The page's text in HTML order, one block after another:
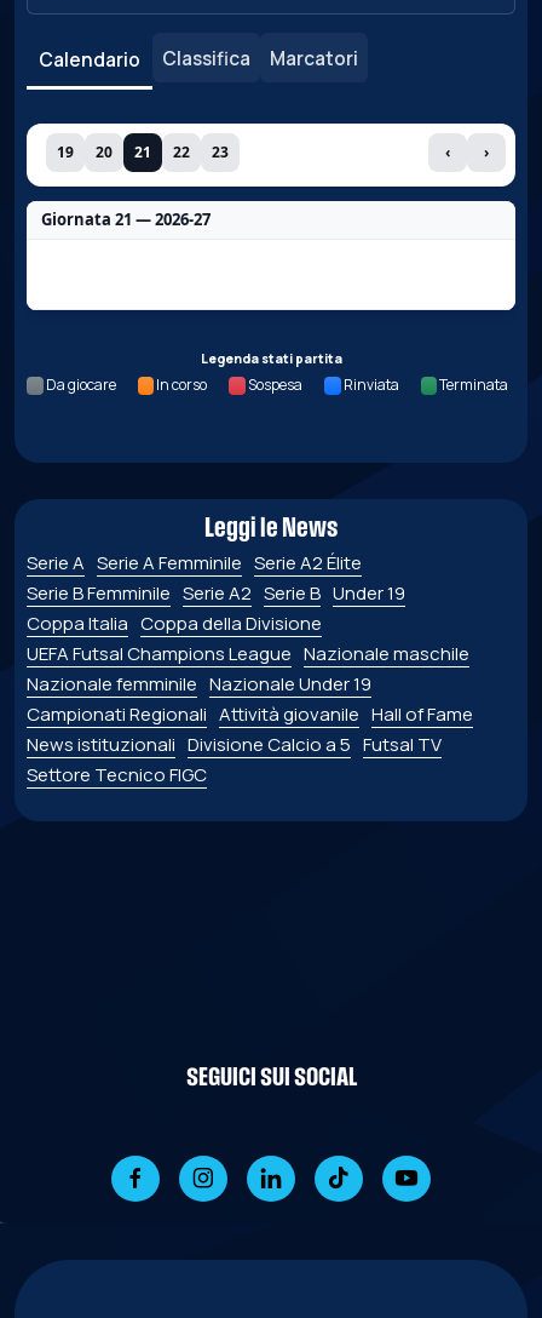
Calendario Classifica Marcatori
19 20 21 22 23 ‹ ›
Giornata 21 — 2026-27
Legenda stati partita
Da giocare In corso Sospesa Rinviata Terminata
Leggi le News
Serie A Serie A Femminile Serie A2 Élite
Serie B Femminile Serie A2 Serie B Under 19
Coppa Italia Coppa della Divisione
UEFA Futsal Champions League Nazionale maschile
Nazionale femminile Nazionale Under 19
Campionati Regionali Attività giovanile Hall of Fame
News istituzionali Divisione Calcio a 5 Futsal TV
Settore Tecnico FIGC
SEGUICI SUI SOCIAL